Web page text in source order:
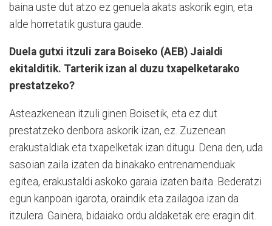
baina uste dut atzo ez genuela akats askorik egin, eta
alde horretatik gustura gaude.
Duela gutxi itzuli zara Boiseko (AEB) Jaialdi
ekitalditik. Tarterik izan al duzu txapelketarako
prestatzeko?
Asteazkenean itzuli ginen Boisetik, eta ez dut
prestatzeko denbora askorik izan, ez. Zuzenean
erakustaldiak eta txapelketak izan ditugu. Dena den, uda
sasoian zaila izaten da binakako entrenamenduak
egitea, erakustaldi askoko garaia izaten baita. Bederatzi
egun kanpoan igarota, oraindik eta zailagoa izan da
itzulera. Gainera, bidaiako ordu aldaketak ere eragin dit.